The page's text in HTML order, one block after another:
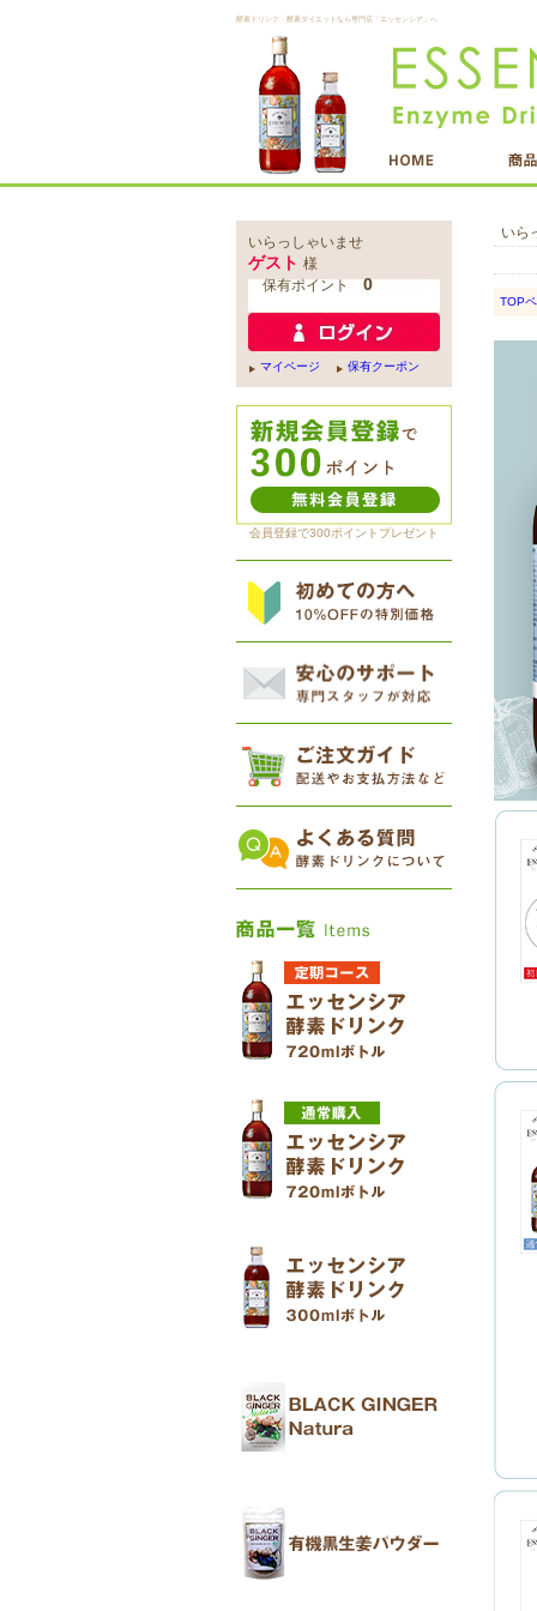
酵素ドリンク・酵素ダイエットなら専門店「エッセンシア」へ
いらっしゃいませ
ゲスト 様
保有ポイント 0
マイページ 保有クーポン
会員登録で300ポイントプレゼント
いら
TOP